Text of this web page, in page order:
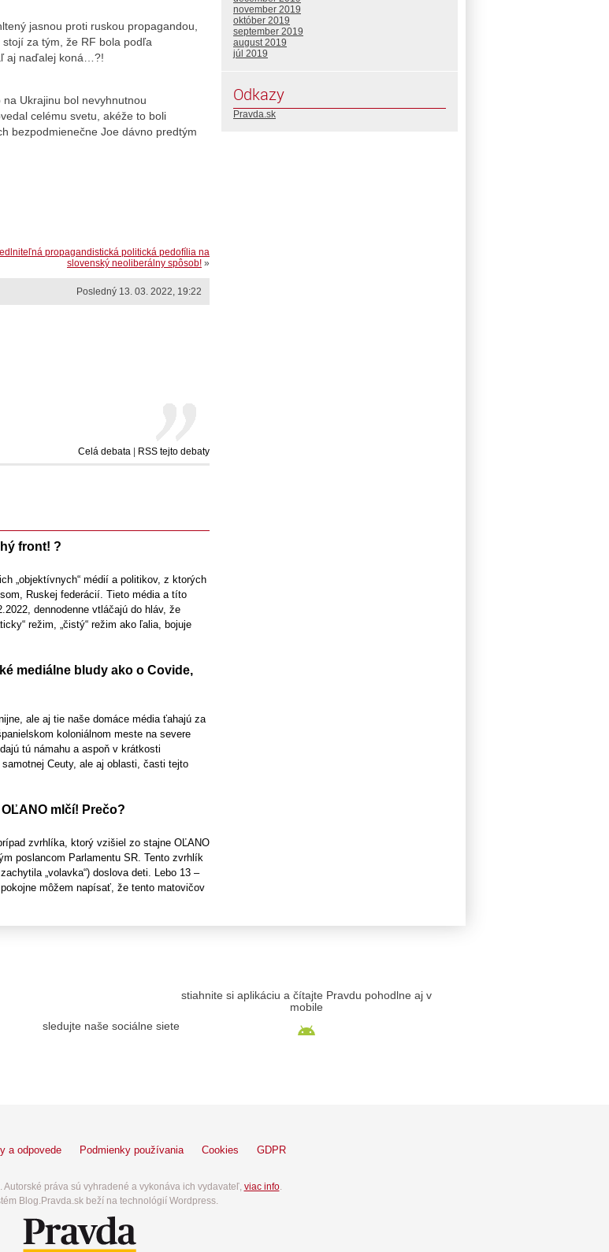
jasnou proti ruskou propagandou,
za tým, že RF bola podľa
aj naďalej koná…?!
Ukrajinu bol nevyhnutnou
celému svetu, akéže to boli
bezpodmienečne Joe dávno predtým
propagandistická politická pedofília na
slovenský neoliberálny spôsob! »
Posledný 13. 03. 2022, 19:22
Celá debata RSS tejto debaty
front! ?
„objektívnych“ médií a politikov, z ktorých
Ruskej federácií. Tieto média a títo
dennodenne vtláčajú do hláv, že
režim, „čistý“ režim ako ľalia, bojuje
mediálne bludy ako o Covide,
ale aj tie naše domáce média ťahajú za
koloniálnom meste na severe
tú námahu a aspoň v krátkosti
Ceuty, ale aj oblasti, časti tejto
mlčí! Prečo?
zvrhlíka, ktorý vzišiel zo stajne OĽANO
poslancom Parlamentu SR. Tento zvrhlík
„volavka“) doslova deti. Lebo 13 –
môžem napísať, že tento matovičov
november 2019
október 2019
september 2019
august 2019
júl 2019
Odkazy
Pravda.sk
sledujte naše sociálne siete
stiahnite si aplikáciu a čítajte Pravdu pohodlne aj v
mobile
a odpovede Podmienky používania Cookies GDPR
Autorské práva sú vyhradené a vykonáva ich vydavateľ, viac info.
Blog.Pravda.sk beží na technológií Wordpress.